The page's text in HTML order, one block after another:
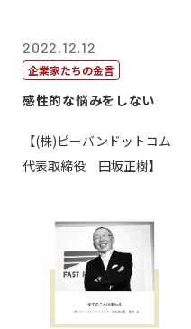
2022.12.12
企業家たちの金言
感性的な悩みをしない
【(株)ピーバンドットコム
代表取締役 田坂正樹】